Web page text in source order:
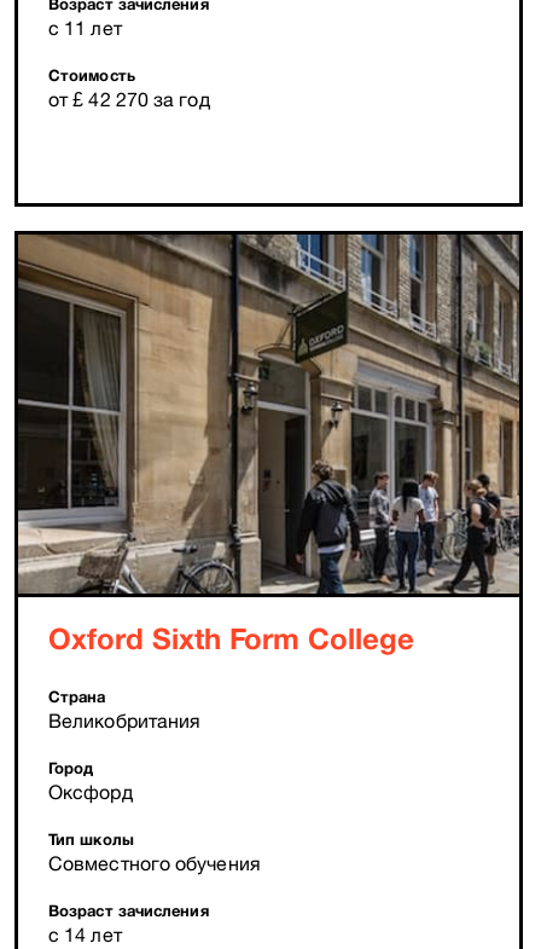
Возраст зачисления
с 11 лет
Стоимость
от £ 42 270 за год
Oxford Sixth Form College
Страна
Великобритания
Город
Оксфорд
Тип школы
Совместного обучения
Возраст зачисления
с 14 лет